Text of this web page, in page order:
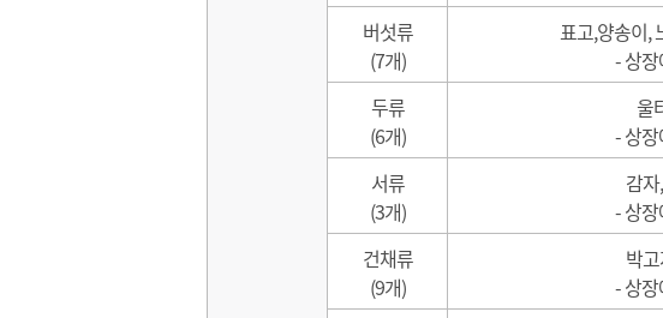
버섯류
(7개)
표고,양송이,
- 상
두류
(6개)
울
- 상
서류
(3개)
감
- 상
건채류
(9개)
박
- 상